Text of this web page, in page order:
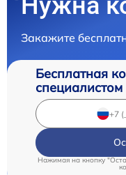
Закажите
Бесплатная
специалистом
Нажимая на кнопку